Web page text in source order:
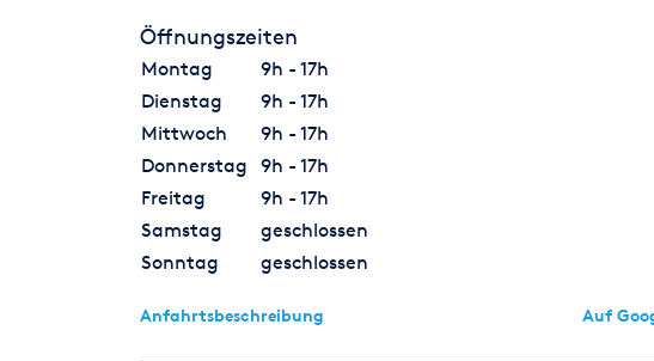
Öffnungszeiten
Montag
9h - 17h
Dienstag
9h - 17h
Mittwoch
9h - 17h
Donnerstag
9h - 17h
Freitag
9h - 17h
Samstag
geschlossen
Sonntag
geschlossen
Anfahrtsbeschreibung Auf